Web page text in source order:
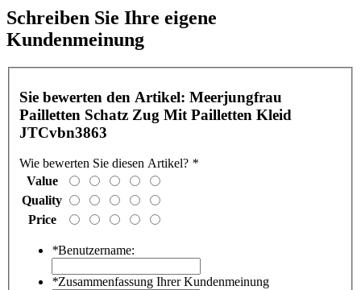
Schreiben Sie Ihre eigene
Kundenmeinung
Sie bewerten den Artikel: Meerjungfrau
Pailletten Schatz Zug Mit Pailletten Kleid
JTCvbn3863
Wie bewerten Sie diesen Artikel? *
Value
Quality
Price
*Benutzername:
*Zusammenfassung Ihrer Kundenmeinung